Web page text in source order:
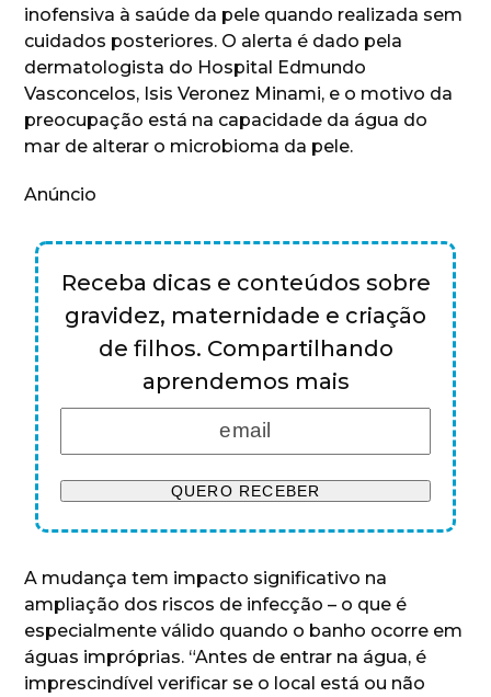
inofensiva à saúde da pele quando realizada sem
cuidados posteriores. O alerta é dado pela
dermatologista do Hospital Edmundo
Vasconcelos, Isis Veronez Minami, e o motivo da
preocupação está na capacidade da água do
mar de alterar o microbioma da pele.
Anúncio
Receba dicas e conteúdos sobre
gravidez, maternidade e criação
de filhos. Compartilhando
aprendemos mais
A mudança tem impacto significativo na
ampliação dos riscos de infecção – o que é
especialmente válido quando o banho ocorre em
águas impróprias. “Antes de entrar na água, é
imprescindível verificar se o local está ou não